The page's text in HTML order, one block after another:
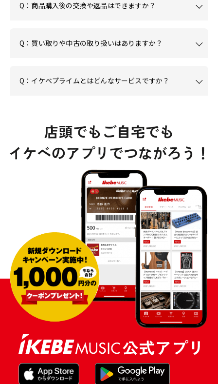
Q：商品購入後の交換や返品はできますか？
Q：買い取りや中古の取り扱いはありますか？
Q：イケベプライムとはどんなサービスですか？